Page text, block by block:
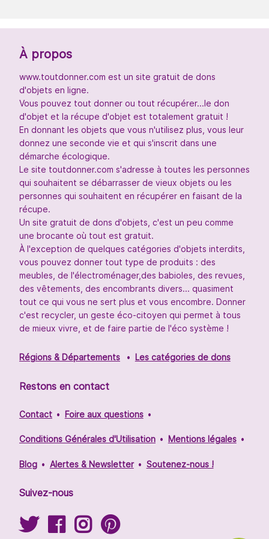
À propos
www.toutdonner.com est un site gratuit de dons
d'objets en ligne.
Vous pouvez tout donner ou tout récupérer...le don
d'objet et la récupe d'objet est totalement gratuit !
En donnant les objets que vous n'utilisez plus, vous leur
donnez une seconde vie et qui s'inscrit dans une
démarche écologique.
Le site toutdonner.com s'adresse à toutes les personnes
qui souhaitent se débarrasser de vieux objets ou les
personnes qui souhaitent en récupérer en faisant de la
récupe.
Un site gratuit de dons d'objets, c'est un peu comme
une brocante où tout est gratuit.
À l'exception de quelques catégories d'objets interdits,
vous pouvez donner tout type de produits : des
meubles, de l'électroménager,des babioles, des revues,
des vêtements, des encombrants divers... quasiment
tout ce qui vous ne sert plus et vous encombre. Donner
c'est recycler, un geste éco-citoyen qui permet à tous
de mieux vivre, et de faire partie de l'éco système !
Régions & Départements Les catégories de dons
Restons en contact
Contact Foire aux questions
Conditions Générales d'Utilisation Mentions légales
Blog Alertes & Newsletter Soutenez-nous !
Suivez-nous